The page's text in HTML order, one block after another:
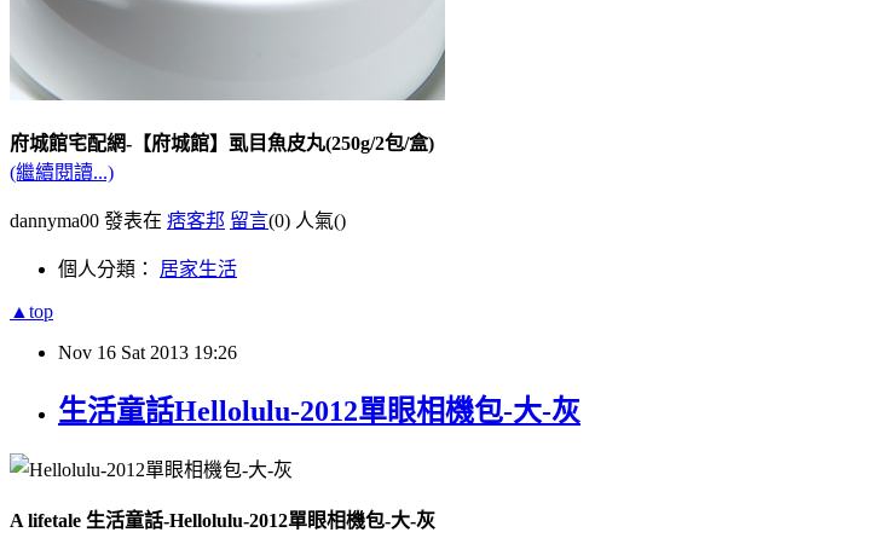
府城館宅配網-【府城館】虱目魚皮丸(250g/2包/盒)
(繼續閱讀...)
dannyma00 發表在 痞客邦 留言(0) 人氣()
個人分類： 居家生活
▲top
Nov 16 Sat 2013 19:26
生活童話Hellolulu-2012單眼相機包-大-灰
A lifetale 生活童話-Hellolulu-2012單眼相機包-大-灰